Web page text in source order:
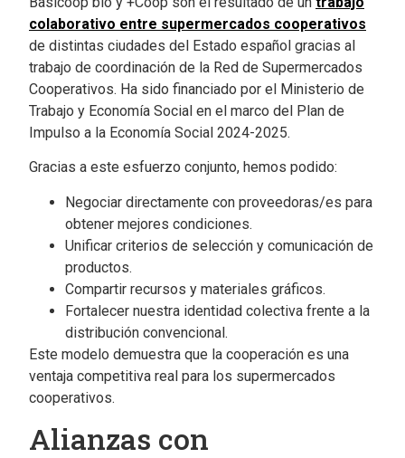
colaborativo entre supermercados cooperativos
de distintas ciudades del Estado español gracias al
trabajo de coordinación de la Red de Supermercados
Cooperativos. Ha sido financiado por el Ministerio de
Trabajo y Economía Social en el marco del Plan de
Impulso a la Economía Social 2024-2025.
Gracias a este esfuerzo conjunto, hemos podido:
Negociar directamente con proveedoras/es para
obtener mejores condiciones.
Unificar criterios de selección y comunicación de
productos.
Compartir recursos y materiales gráficos.
Fortalecer nuestra identidad colectiva frente a la
distribución convencional.
Este modelo demuestra que la cooperación es una
ventaja competitiva real para los supermercados
cooperativos.
Alianzas con